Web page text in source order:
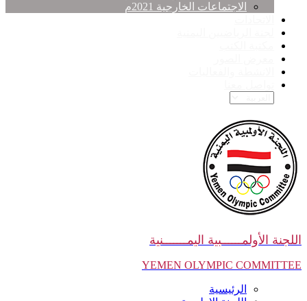
الاجتماعات الخارجية 2021م
اللجنة الأولمــــــبية اليمـــــــنية
YEMEN OLYMPIC COMMITTEE
الرئيسية